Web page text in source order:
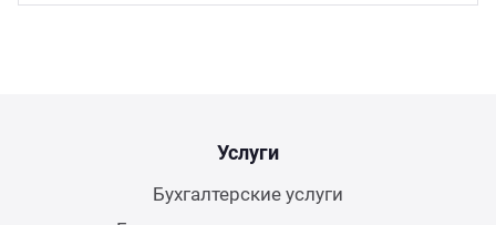
Услуги
Бухгалтерские услуги